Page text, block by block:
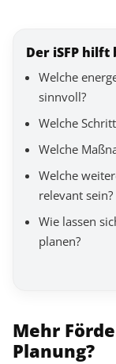
Der iSFP hilft
Welche
sinnvoll?
Welche
Welche
Welche
relevant sein?
Wie lassen
planen?
Mehr
Planung?